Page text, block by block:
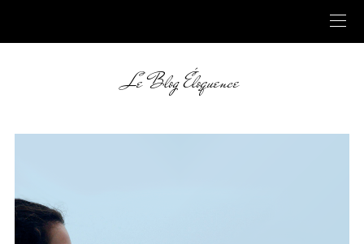
Le Blog Éloquence